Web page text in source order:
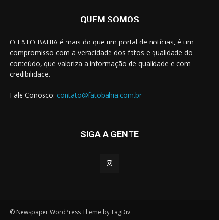
QUEM SOMOS
O FATO BAHIA é mais do que um portal de notícias, é um
compromisso com a veracidade dos fatos e qualidade do
conteúdo, que valoriza a informação de qualidade e com
credibilidade.
Fale Conosco: contato@fatobahia.com.br
SIGA A GENTE
© Newspaper WordPress Theme by TagDiv